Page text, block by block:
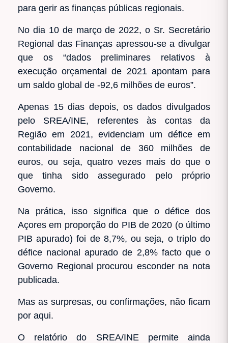
para gerir as finanças públicas regionais.
No dia 10 de março de 2022, o Sr. Secretário
Regional das Finanças apressou-se a divulgar
que os “dados preliminares relativos à
execução orçamental de 2021 apontam para
um saldo global de -92,6 milhões de euros”.
Apenas 15 dias depois, os dados divulgados
pelo SREA/INE, referentes às contas da
Região em 2021, evidenciam um défice em
contabilidade nacional de 360 milhões de
euros, ou seja, quatro vezes mais do que o
que tinha sido assegurado pelo próprio
Governo.
Na prática, isso significa que o défice dos
Açores em proporção do PIB de 2020 (o último
PIB apurado) foi de 8,7%, ou seja, o triplo do
défice nacional apurado de 2,8% facto que o
Governo Regional procurou esconder na nota
publicada.
Mas as surpresas, ou confirmações, não ficam
por aqui.
O relatório do SREA/INE permite ainda